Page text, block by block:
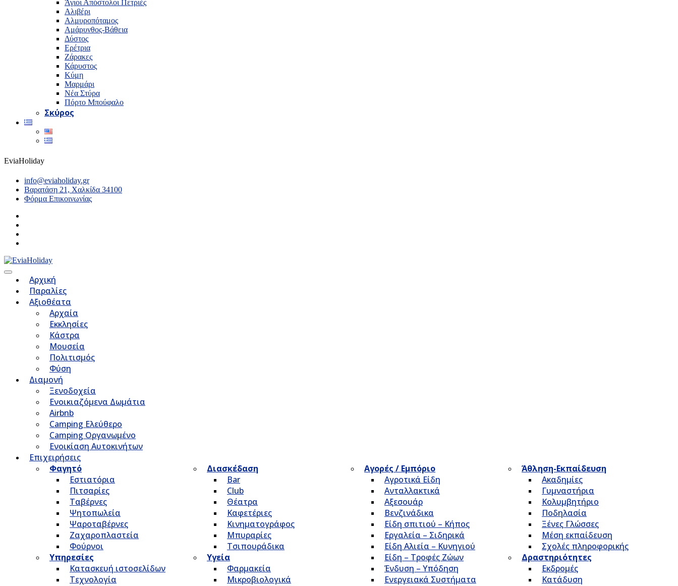
Άγιοι Απόστολοι Πετριές
Αλιβέρι
Αλμυροπόταμος
Αμάρυνθος-Βάθεια
Δύστος
Ερέτρια
Ζάρακες
Κάρυστος
Κύμη
Μαρμάρι
Νέα Στύρα
Πόρτο Μπούφαλο
Σκύρος
EviaHoliday
info@eviaholiday.gr
Βαρατάση 21, Χαλκίδα 34100
Φόρμα Επικοινωνίας
Αρχική
Παραλίες
Αξιοθέατα
Αρχαία
Εκκλησίες
Κάστρα
Μουσεία
Πολιτισμός
Φύση
Διαμονή
Ξενοδοχεία
Ενοικιαζόμενα Δωμάτια
Airbnb
Camping Ελεύθερο
Camping Οργανωμένο
Ενοικίαση Αυτοκινήτων
Επιχειρήσεις
Αγορές / Εμπόριο
Αγροτικά Είδη
Ανταλλακτικά
Αξεσουάρ
Βενζινάδικα
Είδη σπιτιού – Κήπος
Εργαλεία – Σιδηρικά
Είδη Αλιεία – Κυνηγιού
Είδη – Τροφές Ζώων
Ένδυση – Υπόδηση
Ενεργειακά Συστήματα
Φαγητό
Εστιατόρια
Πιτσαρίες
Ταβέρνες
Ψητοπωλεία
Ψαροταβέρνες
Ζαχαροπλαστεία
Φούρνοι
Διασκέδαση
Bar
Club
Θέατρα
Καφετέριες
Κινηματογράφος
Μπυραρίες
Τσιπουράδικα
Άθληση-Εκπαίδευση
Ακαδημίες
Γυμναστήρια
Κολυμβητήριο
Ποδηλασία
Ξένες Γλώσσες
Μέση εκπαίδευση
Σχολές πληροφορικής
Υπηρεσίες
Κατασκευή ιστοσελίδων
Τεχνολογία
Υγεία
Φαρμακεία
Μικροβιολογικά
Δραστηριότητες
Εκδρομές
Κατάδυση